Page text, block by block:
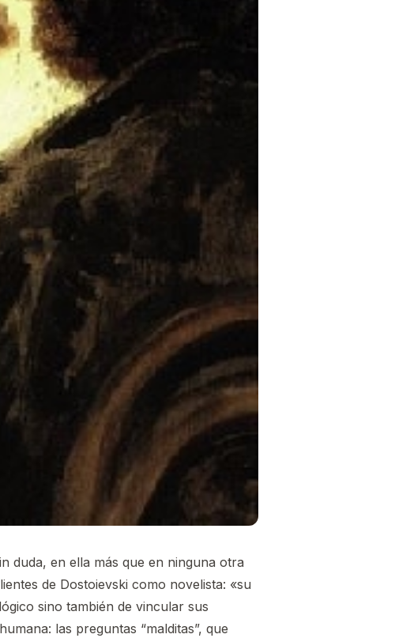
duda, en ella más que en ninguna otra
de Dostoievski como novelista: «su
sino también de vincular sus
las preguntas “malditas”, que